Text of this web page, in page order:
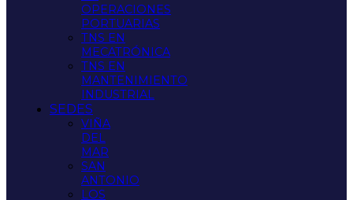
OPERACIONES
PORTUARIAS
TNS EN
MECATRÓNICA
TNS EN
MANTENIMIENTO
INDUSTRIAL
SEDES
VIÑA
DEL
MAR
SAN
ANTONIO
LOS